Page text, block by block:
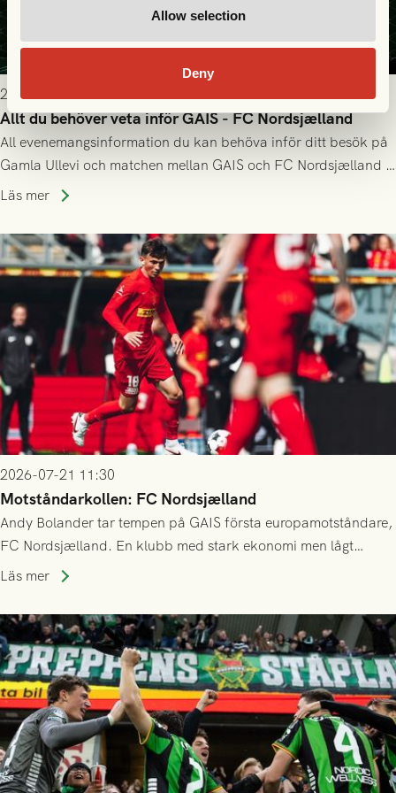
Allow selection
Deny
2026-07-22 9:00
Allt du behöver veta inför GAIS - FC Nordsjælland
All evenemangsinformation du kan behöva inför ditt besök på
Gamla Ullevi och matchen mellan GAIS och FC Nordsjælland i
kvalet till Conference League! Avspark kl 19.00 på torsdag
Läs mer
2026-07-21 11:30
Motståndarkollen: FC Nordsjælland
Andy Bolander tar tempen på GAIS första europamotståndare,
FC Nordsjælland. En klubb med stark ekonomi men lågt
publiksnitt, ett lag med både kollektiv styrka och individuell
Läs mer